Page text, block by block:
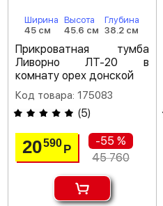
Ширина
45 см
Высота
45.6 см
Глубина
38.2 см
Прикроватная тумба
Ливорно ЛТ-20 в
комнату орех донской
Код товара: 175083
(5)
20590 Р
-55 %
45 760